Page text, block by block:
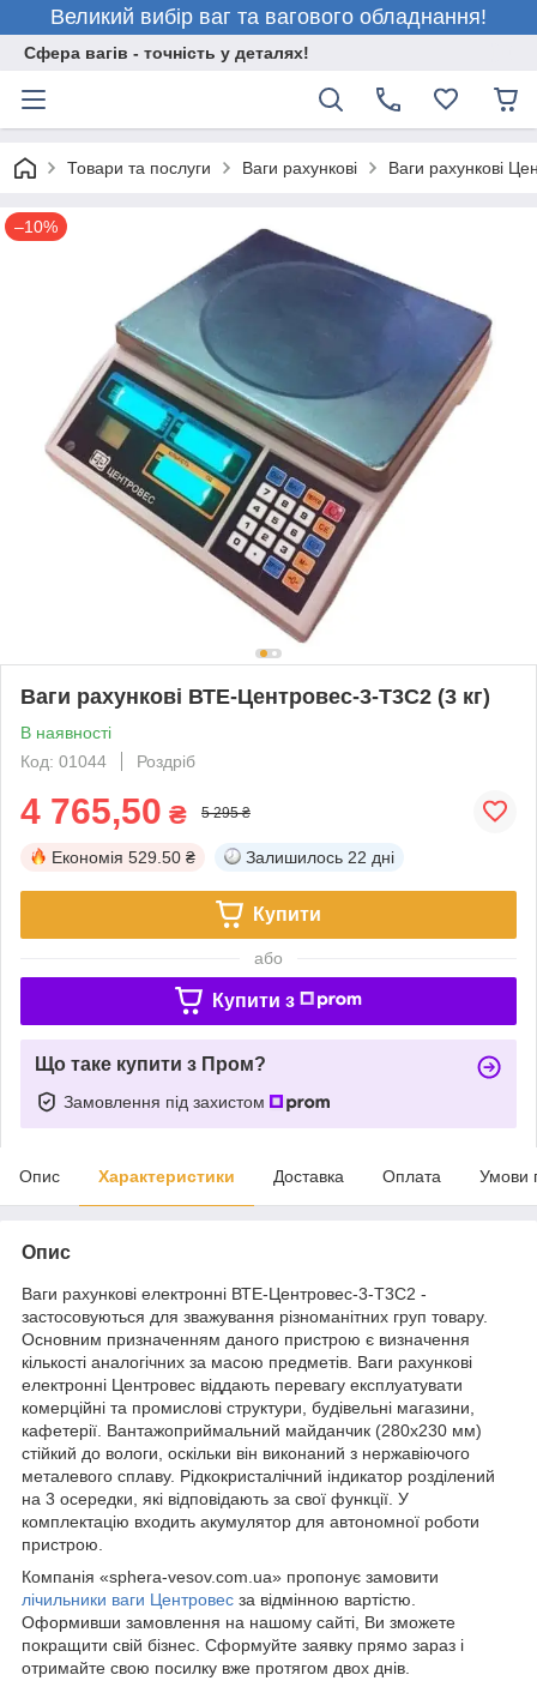
Великий вибір ваг та вагового обладнання!
Сфера вагів - точність у деталях!
Товари та послуги Ваги рахункові Ваги рахункові
–10%
Ваги рахункові ВТЕ-Центровес-3-Т3С2 (3 кг)
В наявності
Код: 01044
Роздріб
4 765,50 ₴ 5 295 ₴
Економія 529.50 ₴ Залишилось 22 дні
Купити
або
Купити з
Що таке купити з Пром?
Замовлення під захистом
Опис Характеристики Доставка Оплата Умови
Опис
Ваги рахункові електронні ВТЕ-Центровес-3-Т3С2 -
застосовуються для зважування різноманітних груп товару.
Основним призначенням даного пристрою є визначення
кількості аналогічних за масою предметів. Ваги рахункові
електронні Центровес віддають перевагу експлуатувати
комерційні та промислові структури, будівельні магазини,
кафетерії. Вантажоприймальний майданчик (280х230 мм)
стійкий до вологи, оскільки він виконаний з нержавіючого
металевого сплаву. Рідкокристалічний індикатор розділений
на 3 осередки, які відповідають за свої функції. У
комплектацію входить акумулятор для автономної роботи
пристрою.
Компанія «sphera-vesov.com.ua» пропонує замовити
лічильники ваги Центровес за відмінною вартістю.
Оформивши замовлення на нашому сайті, Ви зможете
покращити свій бізнес. Сформуйте заявку прямо зараз і
отримайте свою посилку вже протягом двох днів.